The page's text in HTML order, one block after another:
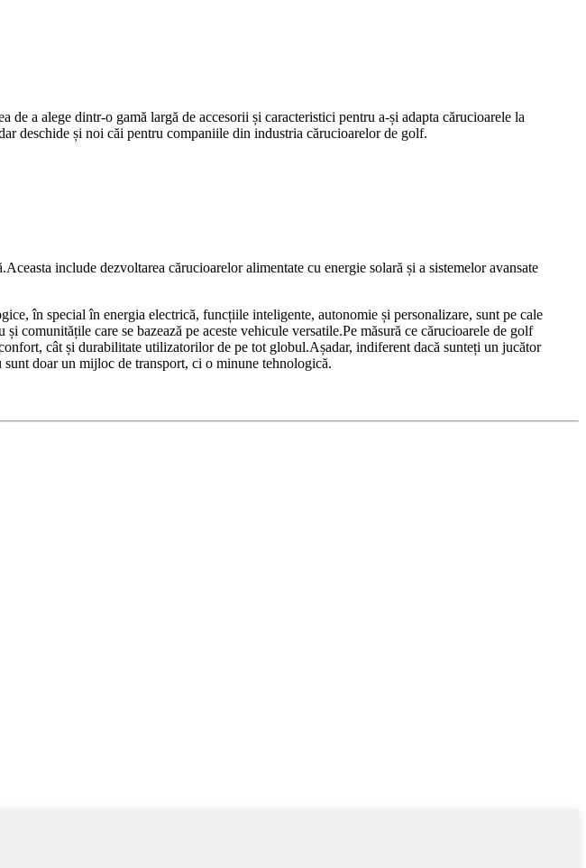
a alege dintr-o gamă largă de accesorii și caracteristici pentru a-și adapta cărucioarele la
deschide și noi căi pentru companiile din industria cărucioarelor de golf.
include dezvoltarea cărucioarelor alimentate cu energie solară și a sistemelor avansate
în special în energia electrică, funcțiile inteligente, autonomie și personalizare, sunt pe cale
care se bazează pe aceste vehicule versatile.Pe măsură ce cărucioarele de golf
cât și durabilitate utilizatorilor de pe tot globul.Așadar, indiferent dacă sunteți un jucător
doar un mijloc de transport, ci o minune tehnologică.